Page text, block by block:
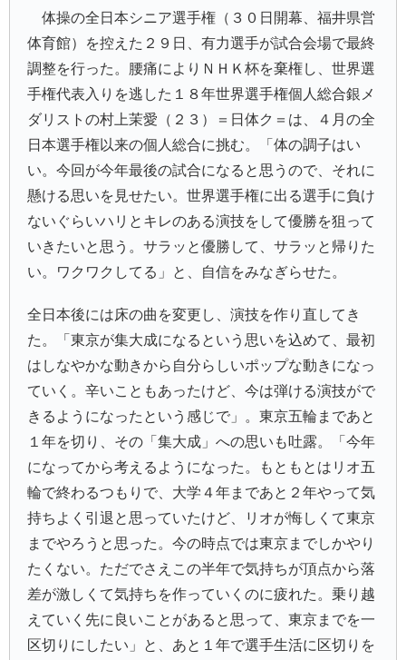
体操の全日本シニア選手権（３０日開幕、福井県営
体育館）を控えた２９日、有力選手が試合会場で最終
調整を行った。腰痛によりＮＨＫ杯を棄権し、世界選
手権代表入りを逃した１８年世界選手権個人総合銀メ
ダリストの村上茉愛（２３）＝日体ク＝は、４月の全
日本選手権以来の個人総合に挑む。「体の調子はい
い。今回が今年最後の試合になると思うので、それに
懸ける思いを見せたい。世界選手権に出る選手に負け
ないぐらいハリとキレのある演技をして優勝を狙って
いきたいと思う。サラッと優勝して、サラッと帰りた
い。ワクワクしてる」と、自信をみなぎらせた。
全日本後には床の曲を変更し、演技を作り直してき
た。「東京が集大成になるという思いを込めて、最初
はしなやかな動きから自分らしいポップな動きになっ
ていく。辛いこともあったけど、今は弾ける演技がで
きるようになったという感じで」。東京五輪まであと
１年を切り、その「集大成」への思いも吐露。「今年
になってから考えるようになった。もともとはリオ五
輪で終わるつもりで、大学４年まであと２年やって気
持ちよく引退と思っていたけど、リオが悔しくて東京
までやろうと思った。今の時点では東京までしかやり
たくない。ただでさえこの半年で気持ちが頂点から落
差が激しくて気持ちを作っていくのに疲れた。乗り越
えていく先に良いことがあると思って、東京までを一
区切りにしたい」と、あと１年で選手生活に区切りを